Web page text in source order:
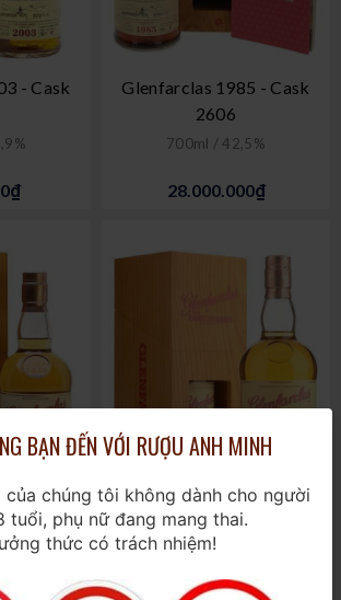
- Cask
Glenfarclas 1985 - Cask
2606
700ml / 42,5%
28.000.000₫
1979 Glenfarclas 1978
700ml / 42,7%
BẠN ĐẾN VỚI RƯỢU ANH MINH
của chúng tôi không dành cho người
tuổi, phụ nữ đang mang thai.
thức có trách nhiệm!